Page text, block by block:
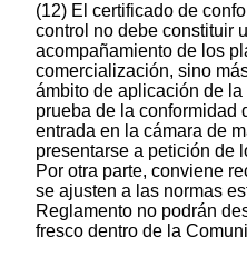
(12) El certificado de
control no debe constituir
acompañamiento de los
comercialización, sino
ámbito de aplicación de
prueba de la conformidad
entrada en la cámara de
presentarse a petición de
Por otra parte, conviene
se ajusten a las normas
Reglamento no podrán
fresco dentro de la